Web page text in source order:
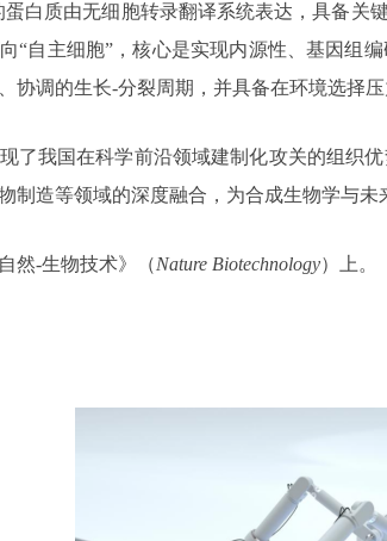
白质由无细胞转录翻译系统表达，具备关
“自主细胞”，核心是实现内源性、基因组
协调的生长-分裂周期，并具备在环境选择
了我国在科学前沿领域建制化攻关的组织
制造等领域的深度融合，为合成生物学与未
然-生物技术》（Nature Biotechnology）上。